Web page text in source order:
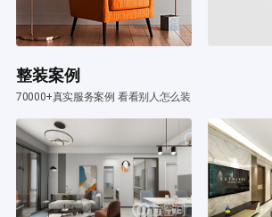
整装案例
70000+真实服务案例 看看别人怎么装